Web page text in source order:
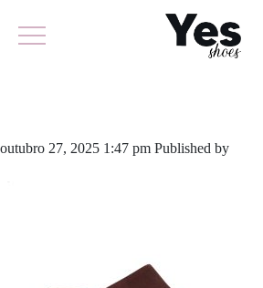
outubro 27, 2025 1:47 pm Published by